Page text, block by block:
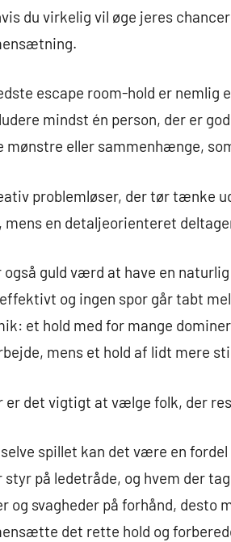
du virkelig vil øge jeres
escape room-hold er nemlig
mindst én person, der er
mønstre eller sammenhænge,
problemløser, der tør tænke
mens en detaljeorienteret
også guld værd at have en
og ingen spor går tabt
et hold med for mange
mens et hold af lidt mere
er det vigtigt at vælge folk, der
spillet kan det være en
styr på ledetråde, og hvem der
og svagheder på forhånd, desto
det rette hold og